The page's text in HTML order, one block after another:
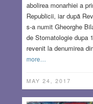
abolirea monarhiei a
Republicii, iar după
s-a numit Gheorghe
de Stomatologie dupa
revenit la denumirea
more…
MAY 24, 2017